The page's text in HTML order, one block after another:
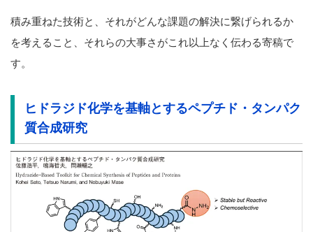
積み重ねた技術と、それがどんな課題の解決に繋げられるか
を考えること、それらの大事さがこれ以上なく伝わる寄稿で
す。
ヒドラジド化学を基軸とするペプチド・タンパク
質合成研究